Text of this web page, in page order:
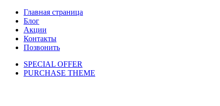
Главная страница
Блог
Акции
Контакты
Позвонить
SPECIAL OFFER
PURCHASE THEME